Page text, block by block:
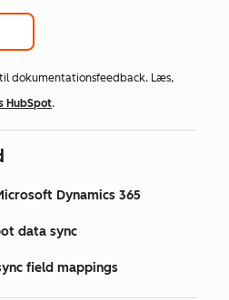
dokumentationsfeedback. Læs,
HubSpot.
Dynamics 365
data sync
field mappings